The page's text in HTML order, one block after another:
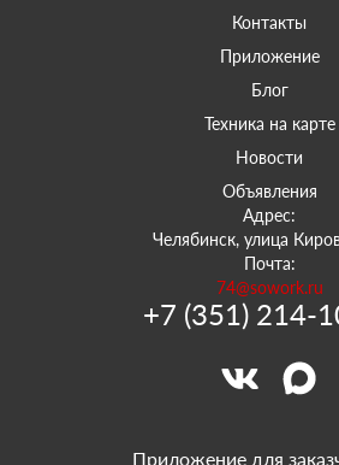
Контакты
Приложение
Блог
Техника на карте
Новости
Объявления
Адрес:
Челябинск, улица
Почта:
74@sowork.ru
+7 (351) 214-
Приложение для